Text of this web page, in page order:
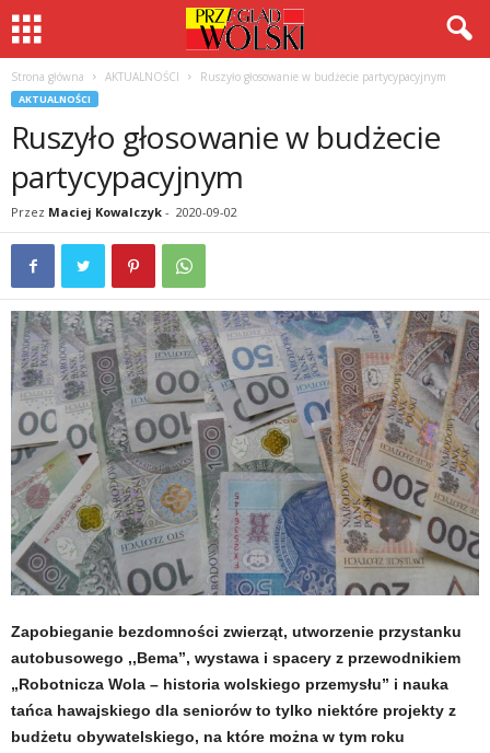
Strona główna AKTUALNOŚCI Ruszyło głosowanie w budżecie partycypacyjnym
AKTUALNOŚCI
Ruszyło głosowanie w budżecie
partycypacyjnym
Przez Maciej Kowalczyk - 2020-09-02
Zapobieganie bezdomności zwierząt, utworzenie przystanku
autobusowego ,,Bema”, wystawa i spacery z przewodnikiem
„Robotnicza Wola – historia wolskiego przemysłu” i nauka
tańca hawajskiego dla seniorów to tylko niektóre projekty z
budżetu obywatelskiego, na które można w tym roku